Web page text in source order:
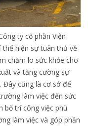
ty cổ phần Viện
thể hiện sự tuân thủ về
chăm lo sức khỏe cho
và tăng cường sự
Đây cũng là cơ sở để
làm việc đến sức
bố trí công việc phù
làm việc và góp phần